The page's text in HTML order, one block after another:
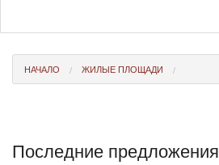
НАЧАЛО ЖИЛЫЕ ПЛОЩАДИ
Последние предложения